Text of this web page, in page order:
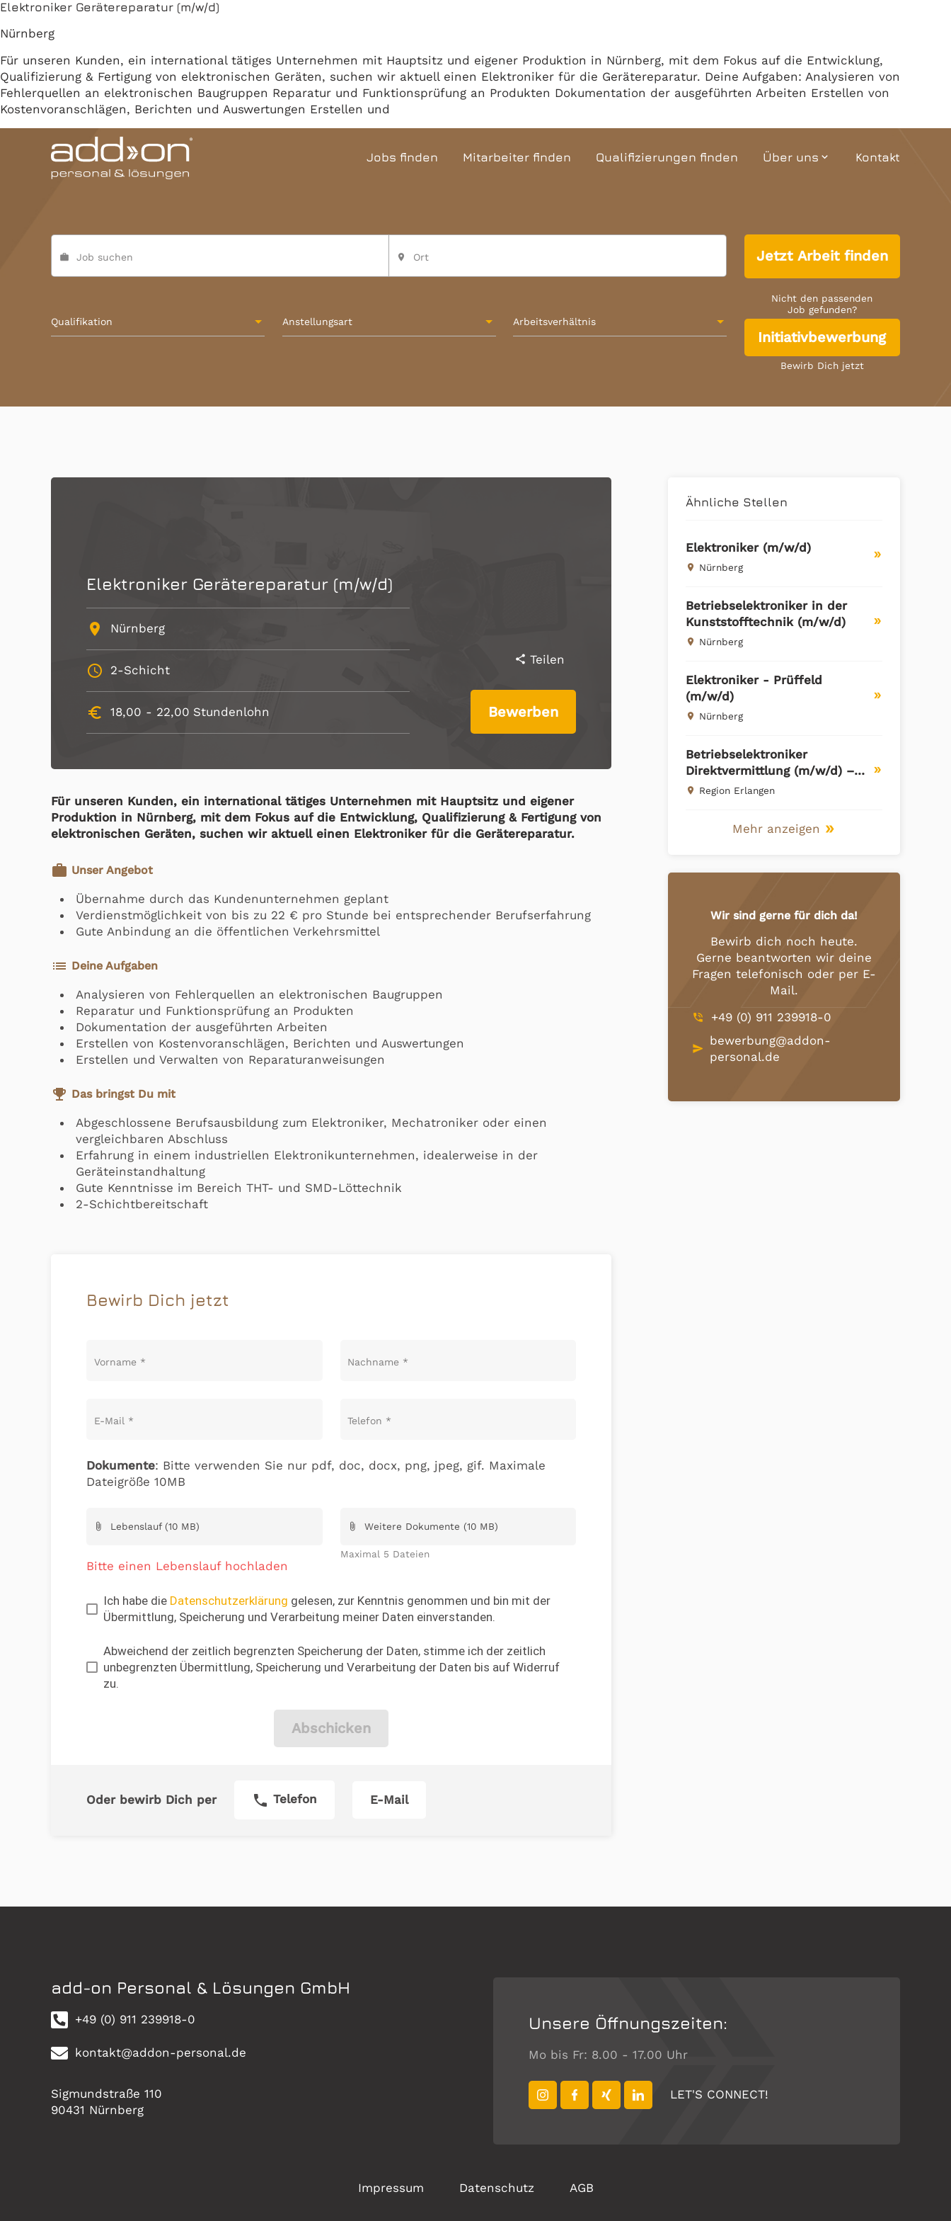
Elektroniker Gerätereparatur (m/w/d)
Nürnberg
Für unseren Kunden, ein international tätiges Unternehmen mit Hauptsitz und eigener Produktion in Nürnberg, mit dem Fokus auf die Entwicklung,
Qualifizierung & Fertigung von elektronischen Geräten, suchen wir aktuell einen Elektroniker für die Gerätereparatur. Deine Aufgaben: Analysieren von
Fehlerquellen an elektronischen Baugruppen Reparatur und Funktionsprüfung an Produkten Dokumentation der ausgeführten Arbeiten Erstellen von
Kostenvoranschlägen, Berichten und Auswertungen Erstellen und
Jobs finden Mitarbeiter finden Qualifizierungen finden Über uns expand_more
Team
Termine
Kontakt
work Job suchen place Ort Jetzt Arbeit finden
Qualifikation Anstellungsart Arbeitsverhältnis
Nicht den passenden
Job gefunden?
Initiativbewerbung
Bewirb Dich jetzt
Elektroniker Gerätereparatur (m/w/d)
place Nürnberg
schedule 2-Schicht
euro_symbol 18,00 - 22,00 Stundenlohn
share Teilen
Bewerben
Für unseren Kunden, ein international tätiges Unternehmen mit Hauptsitz und eigener
Produktion in Nürnberg, mit dem Fokus auf die Entwicklung, Qualifizierung & Fertigung von
elektronischen Geräten, suchen wir aktuell einen Elektroniker für die Gerätereparatur.
work Unser Angebot
Übernahme durch das Kundenunternehmen geplant
Verdienstmöglichkeit von bis zu 22 € pro Stunde bei entsprechender Berufserfahrung
Gute Anbindung an die öffentlichen Verkehrsmittel
list Deine Aufgaben
Analysieren von Fehlerquellen an elektronischen Baugruppen
Reparatur und Funktionsprüfung an Produkten
Dokumentation der ausgeführten Arbeiten
Erstellen von Kostenvoranschlägen, Berichten und Auswertungen
Erstellen und Verwalten von Reparaturanweisungen
emoji_events Das bringst Du mit
Abgeschlossene Berufsausbildung zum Elektroniker, Mechatroniker oder einen
vergleichbaren Abschluss
Erfahrung in einem industriellen Elektronikunternehmen, idealerweise in der
Geräteinstandhaltung
Gute Kenntnisse im Bereich THT- und SMD-Löttechnik
2-Schichtbereitschaft
Bewirb Dich jetzt
Vorname * Nachname *
E-Mail * Telefon *
Dokumente: Bitte verwenden Sie nur pdf, doc, docx, png, jpeg, gif. Maximale
Dateigröße 10MB
attach_file Lebenslauf (10 MB)
Bitte einen Lebenslauf hochladen
attach_file Weitere Dokumente (10 MB)
Maximal 5 Dateien
Ich habe die Datenschutzerklärung gelesen, zur Kenntnis genommen und bin mit der
Übermittlung, Speicherung und Verarbeitung meiner Daten einverstanden.
Abweichend der zeitlich begrenzten Speicherung der Daten, stimme ich der zeitlich
unbegrenzten Übermittlung, Speicherung und Verarbeitung der Daten bis auf Widerruf
zu.
Abschicken
Oder bewirb Dich per phone Telefon E-Mail
Ähnliche Stellen
Elektroniker (m/w/d)
place Nürnberg
double_arrow
Betriebselektroniker in der
Kunststofftechnik (m/w/d)
place Nürnberg
double_arrow
Elektroniker - Prüffeld
(m/w/d)
place Nürnberg
double_arrow
Betriebselektroniker
Direktvermittlung (m/w/d) –
Region Erlangen
place Region Erlangen
double_arrow
Mehr anzeigen double_arrow
Wir sind gerne für dich da!
Bewirb dich noch heute.
Gerne beantworten wir deine
Fragen telefonisch oder per E-
Mail.
phone_in_talk +49 (0) 911 239918-0
send
bewerbung@addon-
personal.de
add-on Personal & Lösungen GmbH
+49 (0) 911 239918-0
kontakt@addon-personal.de
Sigmundstraße 110
90431 Nürnberg
Unsere Öffnungszeiten:
Mo bis Fr: 8.00 - 17.00 Uhr
LET'S CONNECT!
Impressum Datenschutz AGB